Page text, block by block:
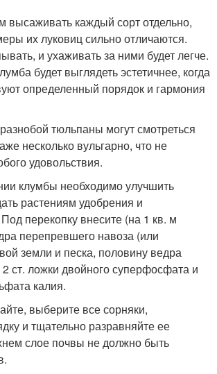
высаживать каждый сорт отдельно,
их луковиц сильно отличаются.
и ухаживать за ними будет легче.
будет выглядеть эстетичнее, когда
определенный порядок и гармония
тюльпаны могут смотреться
несколько вульгарно, что не
удовольствия.
клумбы необходимо улучшить
растениям удобрения и
перекопку внесите (на 1 кв. м
перепревшего навоза (или
земли и песка, половину ведра
ст. ложки двойного суперфосфата и
калия.
выберите все сорняки,
и тщательно разравняйте ее
слое почвы не должно быть